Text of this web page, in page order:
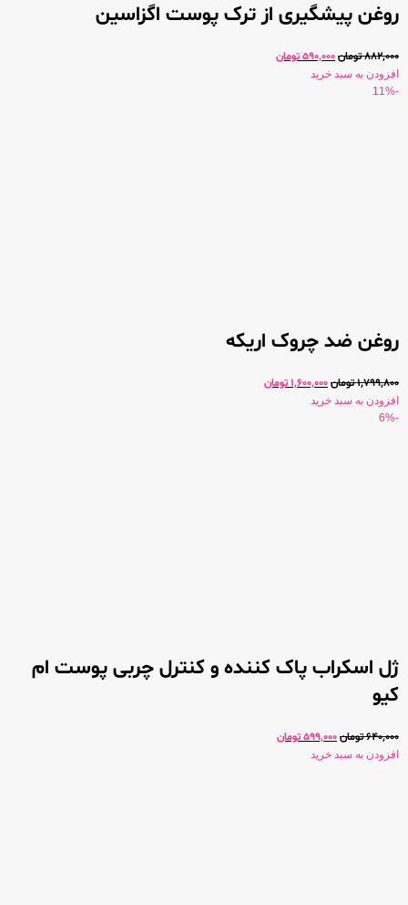
روغن پیشگیری از ترک پوست اگزاسین
882,000تومان590,000تومان
افزودن به سبد خرید
-11%
روغن ضد چروک اریکه
1,799,800تومان1,600,000 تومان
افزودن به سبد خرید
-6%
ژل اسکراب پاک کننده و کنترل چربی پوست ام
کیو
640,000تومان599,000تومان
افزودن به سبد خرید